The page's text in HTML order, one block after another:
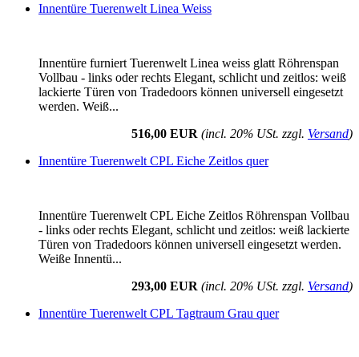
Innentüre Tuerenwelt Linea Weiss
Innentüre furniert Tuerenwelt Linea weiss glatt Röhrenspan
Vollbau - links oder rechts Elegant, schlicht und zeitlos: weiß
lackierte Türen von Tradedoors können universell eingesetzt
werden. Weiß...
516,00 EUR (incl. 20% USt. zzgl. Versand)
Innentüre Tuerenwelt CPL Eiche Zeitlos quer
Innentüre Tuerenwelt CPL Eiche Zeitlos Röhrenspan Vollbau
- links oder rechts Elegant, schlicht und zeitlos: weiß lackierte
Türen von Tradedoors können universell eingesetzt werden.
Weiße Innentü...
293,00 EUR (incl. 20% USt. zzgl. Versand)
Innentüre Tuerenwelt CPL Tagtraum Grau quer